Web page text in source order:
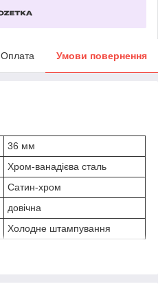
Оплата Умови повернення
36 мм
Хром-ванадієва сталь
Сатин-хром
довічна
Холодне штампування